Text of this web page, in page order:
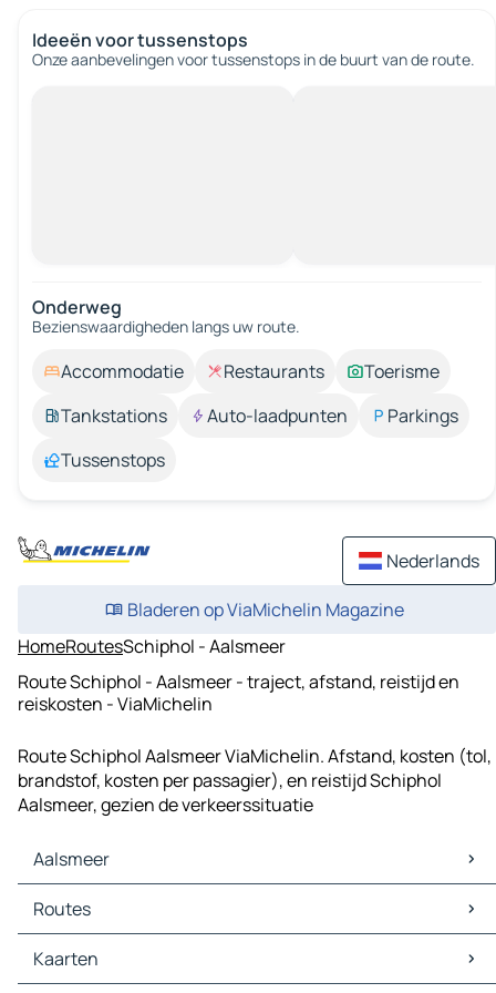
Ideeën voor tussenstops
Onze aanbevelingen voor tussenstops in de buurt van de route.
Onderweg
Bezienswaardigheden langs uw route.
Accommodatie Restaurants
Toerisme
Tankstations
Auto-laadpunten
Parkings
Tussenstops
Nederlands
Bladeren op ViaMichelin Magazine
HomeRoutesSchiphol - Aalsmeer
Route Schiphol - Aalsmeer - traject, afstand, reistijd en
reiskosten - ViaMichelin
Route Schiphol Aalsmeer ViaMichelin. Afstand, kosten (tol,
brandstof, kosten per passagier), en reistijd Schiphol
Aalsmeer, gezien de verkeerssituatie
Aalsmeer
Aalsmeer Kaarten
Aalsmeer Verkeer
Aalsmeer Hotels
Aalsmeer Restaurants
Routes
Routes Aalsmeer - Amsterdam
Routes Aalsmeer - 's-Gravenhage
Kaarten